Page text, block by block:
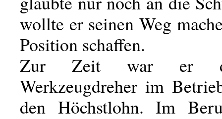
wollte er seinen Weg
Position schaffen.
Zur Zeit war er
Werkzeugdreher im
den Höchstlohn. Im